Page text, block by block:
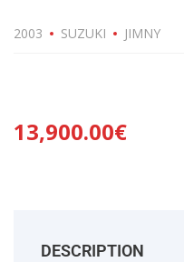
2003 SUZUKI JIMNY
13,900.00€
DESCRIPTION